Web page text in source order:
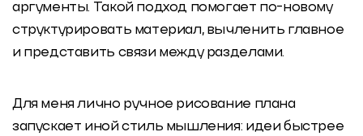
аргументы. Такой подход помогает по-новому
структурировать материал, вычленить главное
и представить связи между разделами.
Для меня лично ручное рисование плана
запускает иной стиль мышления: идеи быстрее